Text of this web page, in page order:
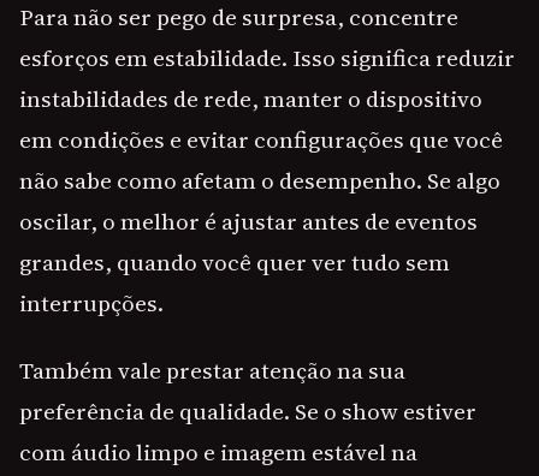
Para não ser pego de surpresa, concentre
esforços em estabilidade. Isso significa reduzir
instabilidades de rede, manter o dispositivo
em condições e evitar configurações que você
não sabe como afetam o desempenho. Se algo
oscilar, o melhor é ajustar antes de eventos
grandes, quando você quer ver tudo sem
interrupções.
Também vale prestar atenção na sua
preferência de qualidade. Se o show estiver
com áudio limpo e imagem estável na